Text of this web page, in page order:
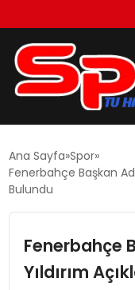
DÜNYA
SIYASET
Ana Sayfa Spor
Fenerbahçe Başkan
Bulundu
Fenerbahçe
Yıldırım